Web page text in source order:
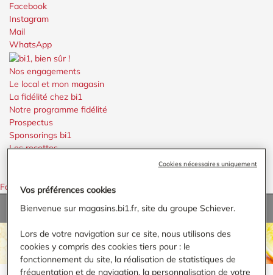
Facebook
Instagram
Mail
WhatsApp
Nos engagements
Le local et mon magasin
La fidélité chez bi1
Notre programme fidélité
Prospectus
Sponsorings bi1
Les recettes
Faire défiler vers le haut
Accueil › Toutry
TROUVER UN MAGASIN BI1
Vos préférences cookies
Bienvenue sur magasins.bi1.fr, site du groupe Schiever.
Lors de votre navigation sur ce site, nous utilisons des
cookies y compris des cookies tiers pour : le
fonctionnement du site, la réalisation de statistiques de
fréquentation et de navigation, la personnalisation de votre
Cookies nécessaires uniquement